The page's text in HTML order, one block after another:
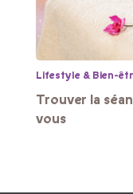
Lifestyle & Bien-
Trouver la
vous